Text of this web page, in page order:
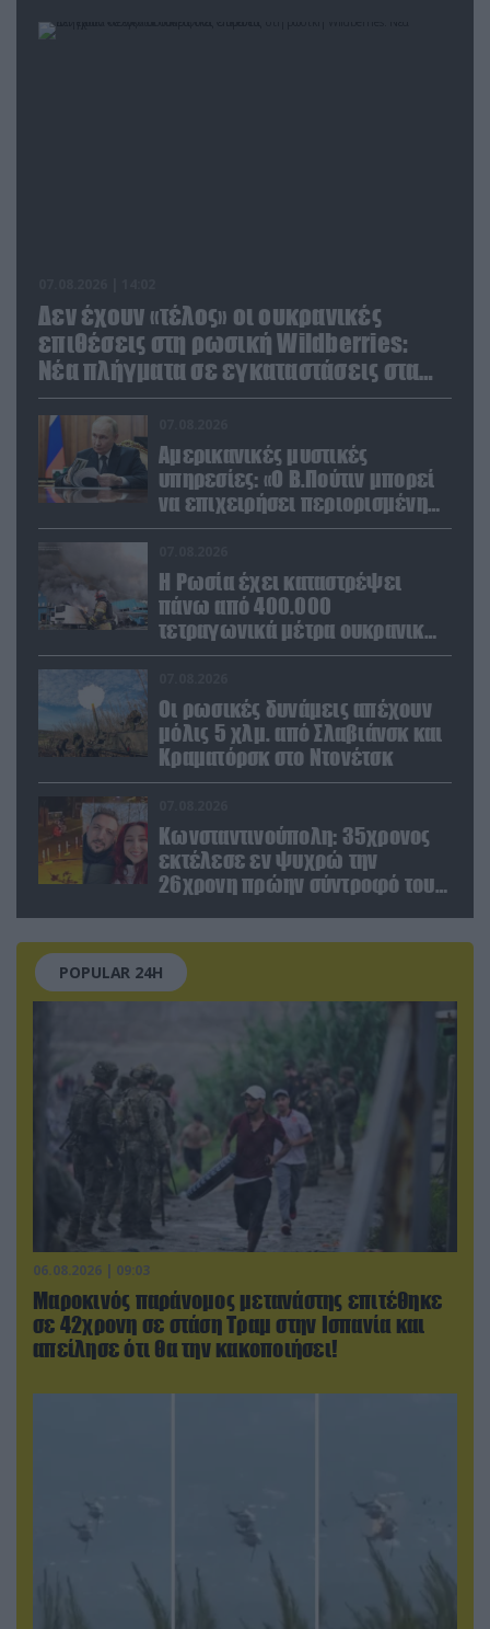
Δεν έχουν «τέλος» οι ουκρανικές
επιθέσεις στη ρωσική Wildberries:
Νέα πλήγματα σε εγκαταστάσεις στα
Ουράλια
Αμερικανικές μυστικές
υπηρεσίες: «Ο Β.Πούτιν μπορεί
να επιχειρήσει περιορισμένη
στρατιωτική επιχείρηση στην
Η Ρωσία έχει καταστρέψει
πάνω από 400.000
τετραγωνικά μέτρα ουκρανικών
εγκαταστάσεων τον Ιούλιο
Οι ρωσικές δυνάμεις απέχουν
μόλις 5 χλμ. από Σλαβιάνσκ και
Κραματόρσκ στο Ντονέτσκ
Κωνσταντινούπολη: 35χρονος
εκτέλεσε εν ψυχρώ την
26χρονη πρώην σύντροφό του
POPULAR 24H
06.08.2026 | 09:03
Μαροκινός παράνομος μετανάστης επιτέθηκε
σε 42χρονη σε στάση Τραμ στην Ισπανία και
απείλησε ότι θα την κακοποιήσει!